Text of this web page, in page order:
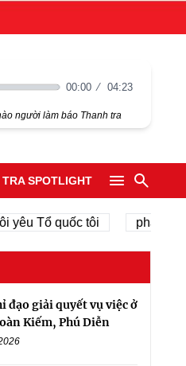
00:00 04:23
người làm báo Thanh tra
SPOTLIGHT
Tổ quốc tôi phát triển
đạo giải quyết vụ việc ở
Kiếm, Phú Diễn